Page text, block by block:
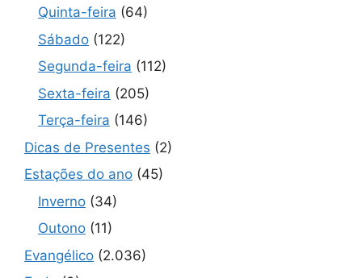
Quinta-feira (64)
Sábado (122)
Segunda-feira (112)
Sexta-feira (205)
Terça-feira (146)
Dicas de Presentes (2)
Estações do ano (45)
Inverno (34)
Outono (11)
Evangélico (2.036)